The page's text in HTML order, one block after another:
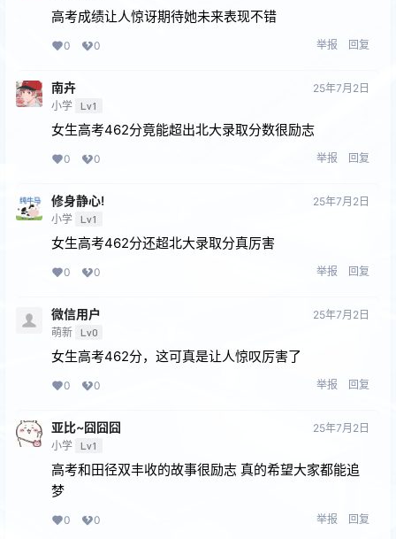
高考成绩让人惊讶期待她未来表现不错
0 0 举报 回复
南卉
小学 Lv1
25年7月2日
女生高考462分竟能超出北大录取分数很励志
0 0 举报 回复
修身静心!
小学 Lv1
25年7月2日
女生高考462分还超北大录取分真厉害
0 0 举报 回复
微信用户
萌新 Lv0
25年7月2日
女生高考462分，这可真是让人惊叹厉害了
0 0 举报 回复
亚比~囧囧囧
小学 Lv1
25年7月2日
高考和田径双丰收的故事很励志 真的希望大家都能追
梦
0 0 举报 回复